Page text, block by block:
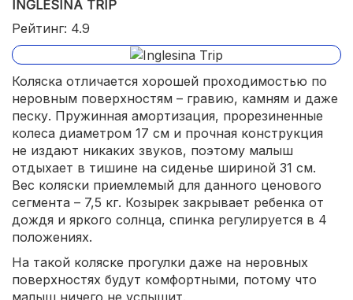
INGLESINA TRIP
Рейтинг: 4.9
Коляска отличается хорошей проходимостью по
неровным поверхностям – гравию, камням и даже
песку. Пружинная амортизация, прорезиненные
колеса диаметром 17 см и прочная конструкция
не издают никаких звуков, поэтому малыш
отдыхает в тишине на сиденье шириной 31 см.
Вес коляски приемлемый для данного ценового
сегмента – 7,5 кг. Козырек закрывает ребенка от
дождя и яркого солнца, спинка регулируется в 4
положениях.
На такой коляске прогулки даже на неровных
поверхностях будут комфортными, потому что